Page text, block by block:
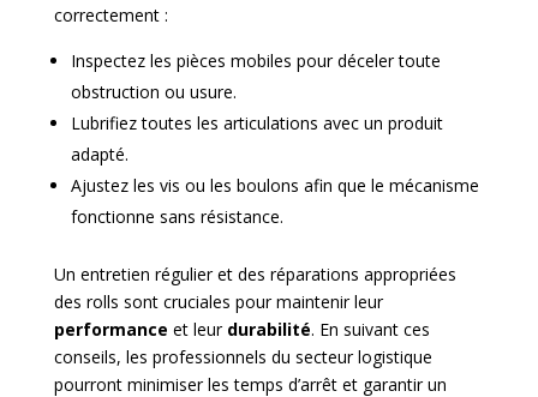
correctement :
Inspectez les pièces mobiles pour déceler toute
obstruction ou usure.
Lubrifiez toutes les articulations avec un produit
adapté.
Ajustez les vis ou les boulons afin que le mécanisme
fonctionne sans résistance.
Un entretien régulier et des réparations appropriées
des rolls sont cruciales pour maintenir leur
performance et leur durabilité. En suivant ces
conseils, les professionnels du secteur logistique
pourront minimiser les temps d’arrêt et garantir un